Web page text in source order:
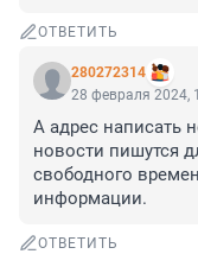
ОТВЕТИТЬ
280272314
28 февраля 2024,
А адрес написать
новости пишутся
свободного
информации.
ОТВЕТИТЬ